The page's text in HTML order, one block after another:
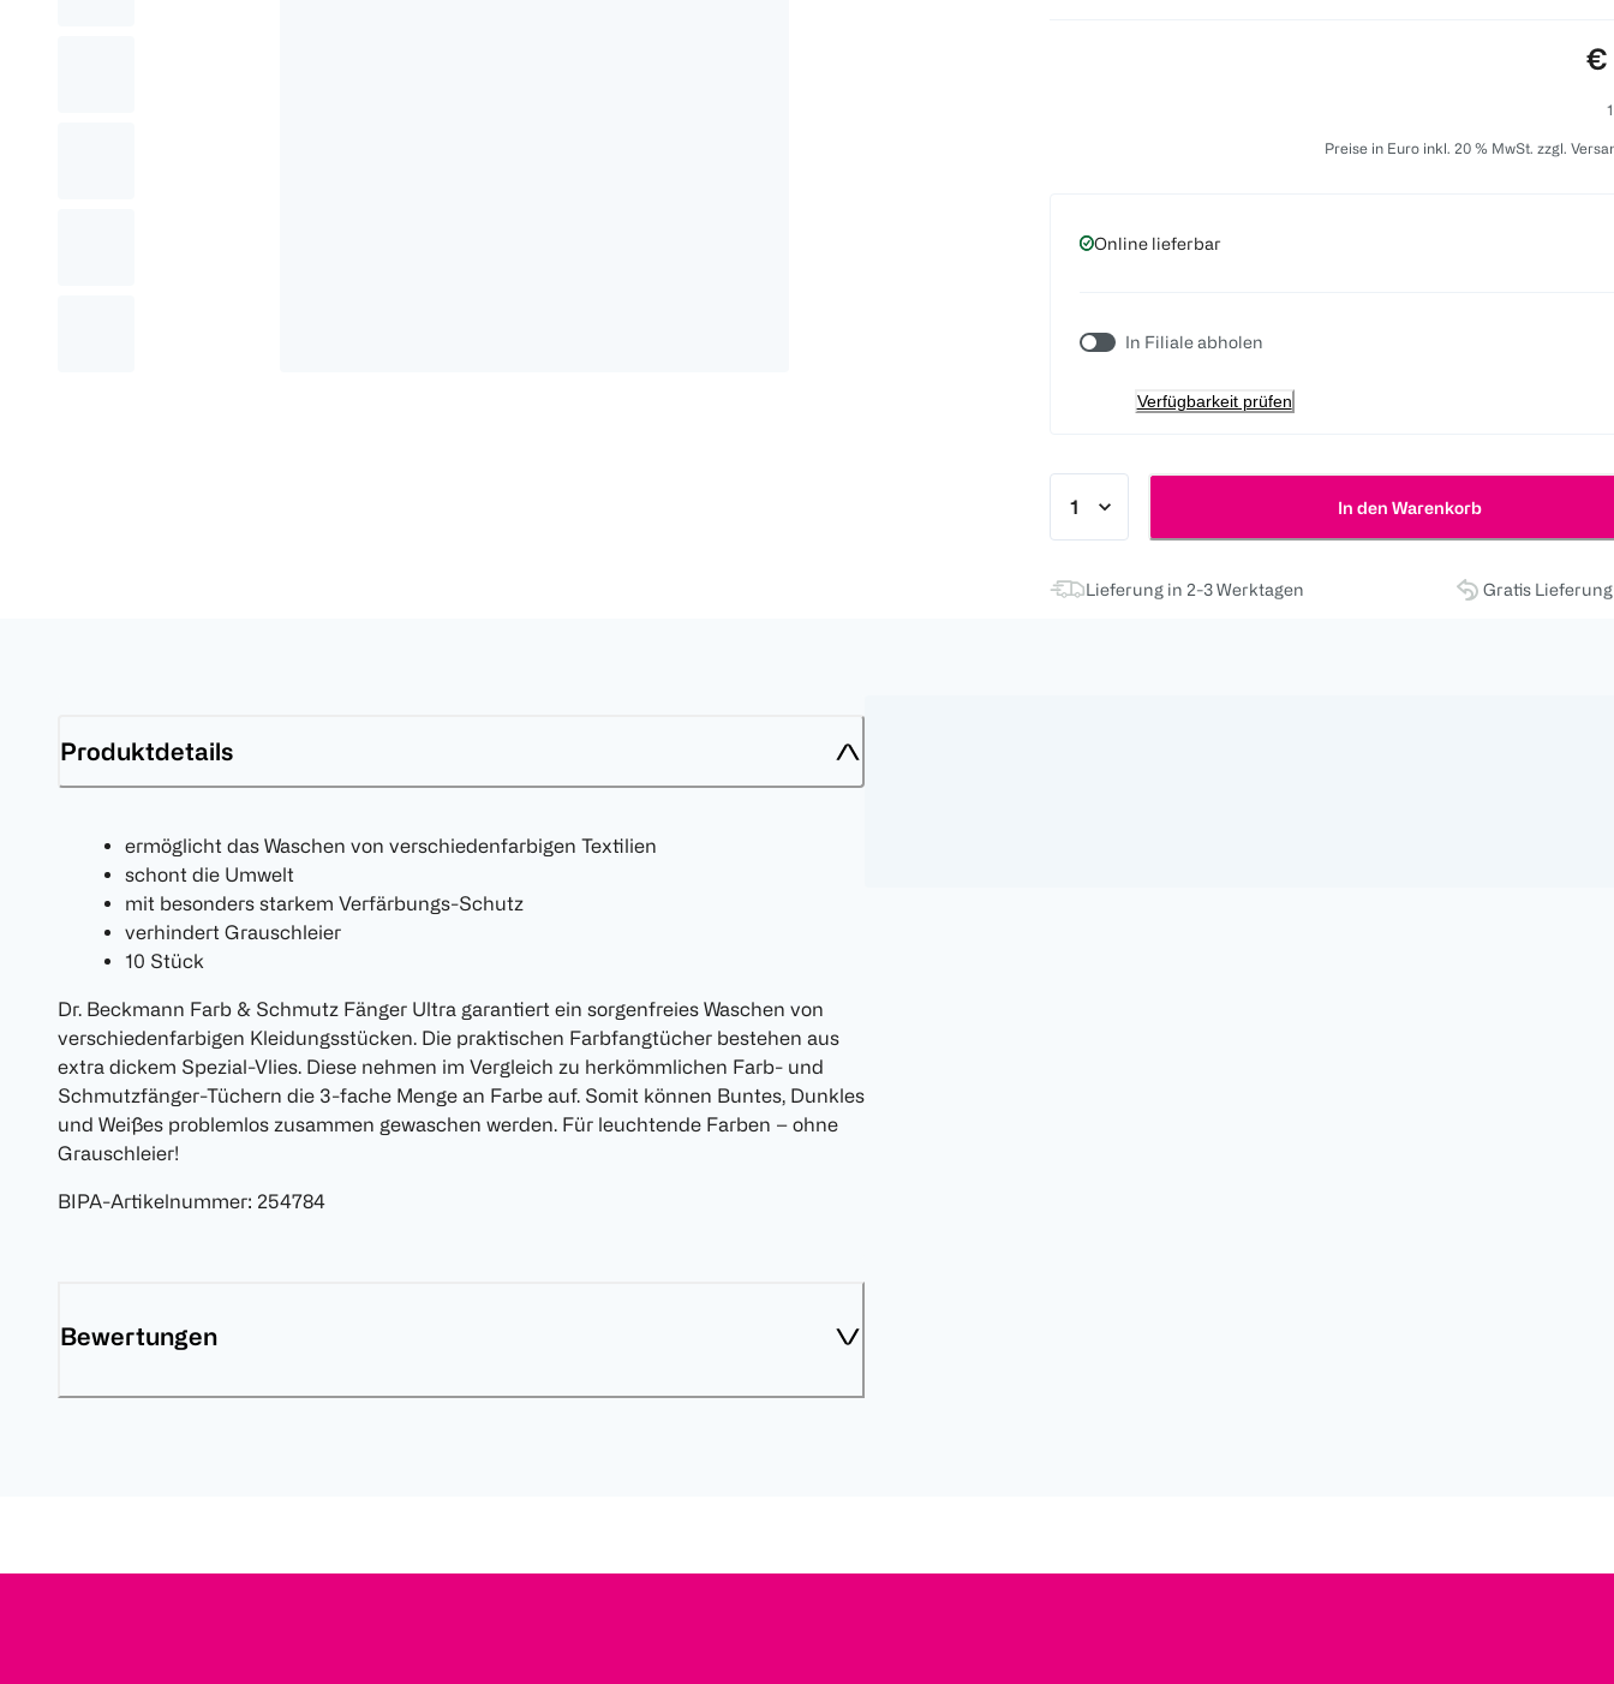
€
Preise in Euro inkl. 20 % MwSt. zzgl.
Online lieferbar
In Filiale abholen
Verfügbarkeit prüfen
In den Warenkorb
Lieferung in 2-3 Werktagen Gratis
Produktdetails
ermöglicht das Waschen von verschiedenfarbigen Textilien
schont die Umwelt
mit besonders starkem Verfärbungs-Schutz
verhindert Grauschleier
10 Stück
Dr. Beckmann Farb & Schmutz Fänger Ultra garantiert ein sorgenfreies Waschen von
verschiedenfarbigen Kleidungsstücken. Die praktischen Farbfangtücher bestehen aus
extra dickem Spezial-Vlies. Diese nehmen im Vergleich zu herkömmlichen Farb- und
Schmutzfänger-Tüchern die 3-fache Menge an Farbe auf. Somit können Buntes, Dunkles
und Weißes problemlos zusammen gewaschen werden. Für leuchtende Farben – ohne
Grauschleier!
BIPA-Artikelnummer: 254784
Bewertungen